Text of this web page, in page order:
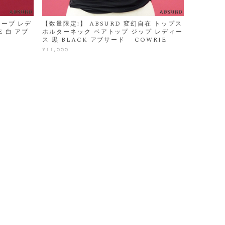
ブ レデ
白 アブ
【数量限定!】 ABSURD 変幻自在 トップス
ホルターネック ベアトップ ジップ レディー
ス 黒 BLACK アブサード COWRIE
¥11,000